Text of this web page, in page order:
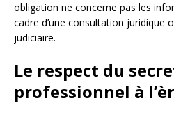
obligation ne concerne pas les
cadre d’une consultation juridique
judiciaire.
Le respect du
professionnel à